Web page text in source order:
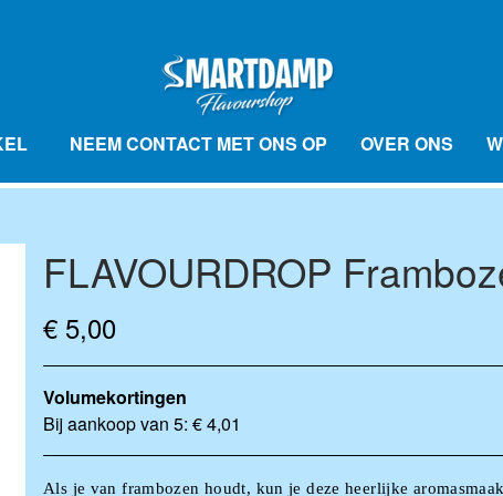
SMAAKBALLETJES
FLAVOURBALL ACCESSOIRES
NEEM CONTACT MET ONS OP OVER ONS
FLAVOURDROP
€ 5,00
Volumekortingen
Bij aankoop van 5: € 4,01
Als je van frambozen houdt, kun jedeze heerlijke